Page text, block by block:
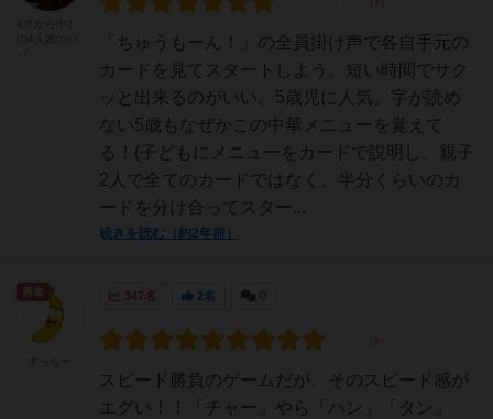
「ちゅうもーん！」の全員掛け声で各自手元の
カードを見てスタートしよう。短い時間でサク
ッと出来るのがいい。5歳児に人気。字が読め
ない5歳もなぜかこの中華メニューを覚えて
る！(子どもにメニューをカードで説明し、親子
2人で全てのカードではなく、半分くらいのカ
ードを分け合ってスター...
続きを読む（約2年前）
347名 2名
スピード勝負のゲームだが、そのスピード感が
エグい！！「チャー」やら「ハン」「タン」
勇者